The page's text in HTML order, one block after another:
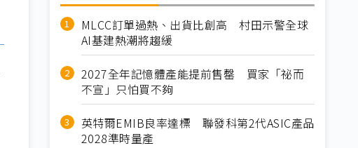
MLCC訂單過熱、出貨比創高 村田示警全球
AI基建熱潮將趨緩
2027全年記憶體產能提前售罄 買家「祕而
不宣」只怕買不夠
英特爾EMIB良率達標 聯發科第2代ASIC產品
2028準時量產